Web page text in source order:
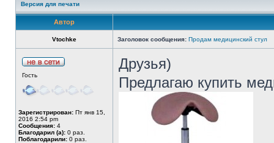
Версия для печати
Автор
Vtochke Заголовок сообщения: Продам медицинский стул
Гость
Зарегистрирован: Пт янв 15,
2016 2:54 pm
Сообщения: 4
Благодарил (а): 0 раз.
Поблагодарили: 0 раз.
Друзья)
Предлагаю купить